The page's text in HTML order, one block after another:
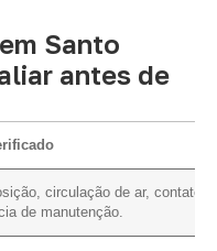
Santo
antes de
circulação de ar, contato
de manutenção.